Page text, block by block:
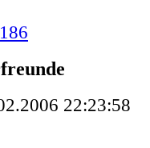
22:23:58